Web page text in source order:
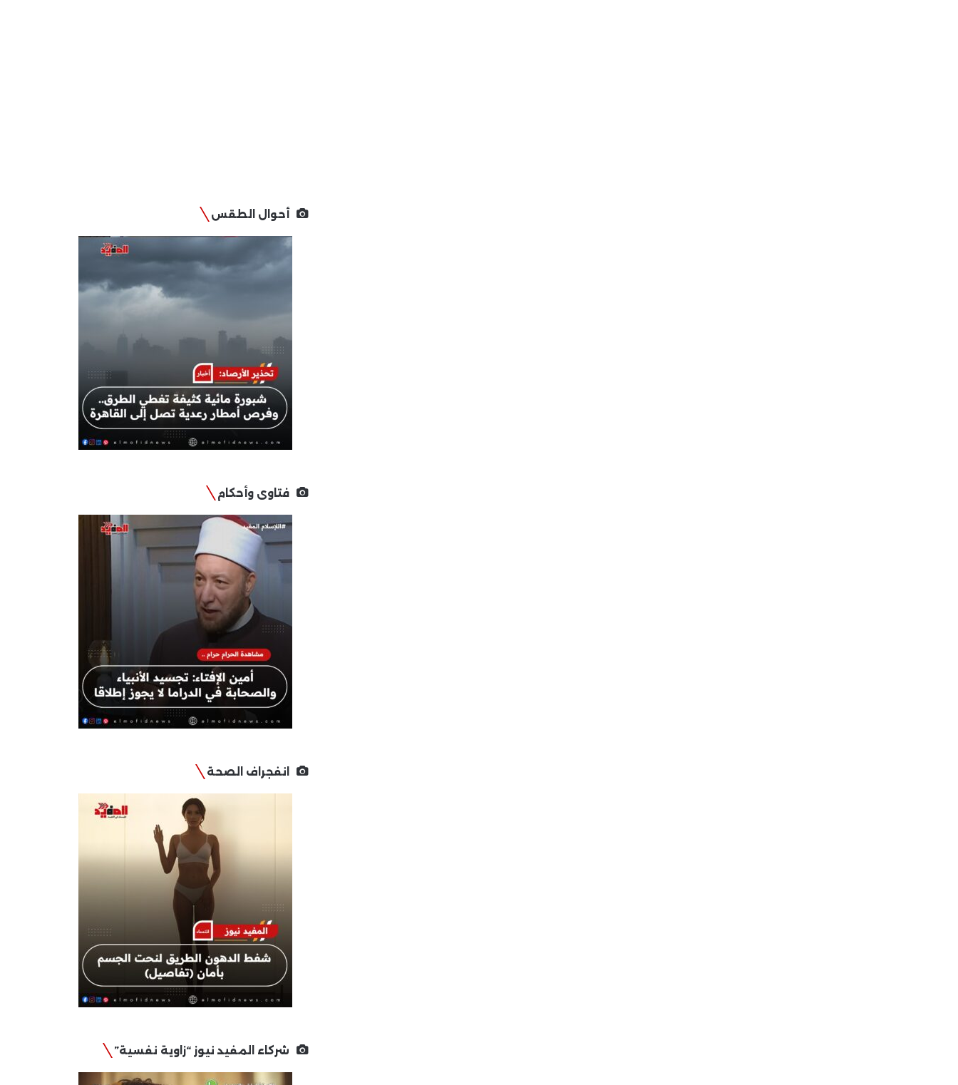
أحوال الطقس
فتاوى وأحكام
انفجراف الصحة
شركاء المفيد نيوز “زاوية نفسية”